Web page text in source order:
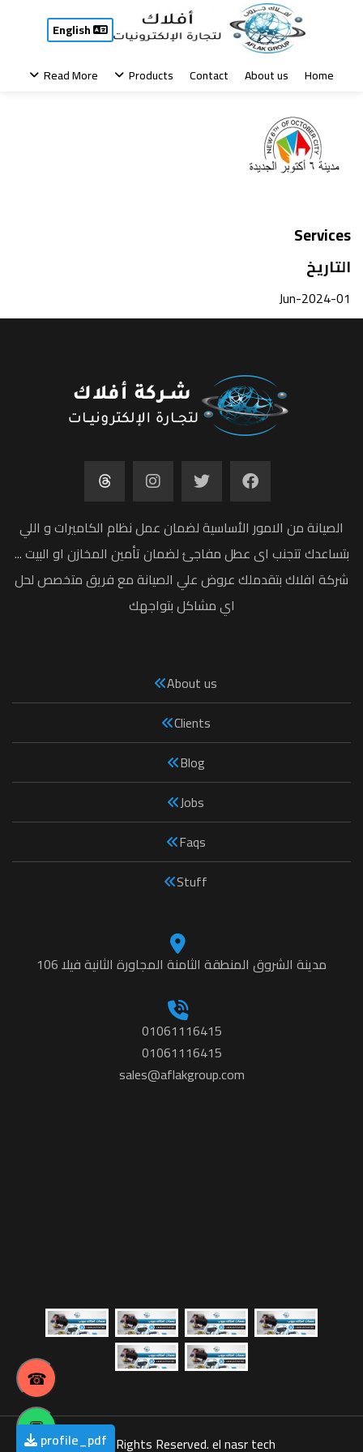
☎
💬profile_pdf
Home
About us
Contact
Products
Read More
جهاز اكتوبر الجديدة
Services
التاريخ
01-Jun-2024
الصيانة من الامور الأساسية لضمان عمل نظام الكاميرات و اللي
بتساعدك تتجنب اى عطل مفاجئ لضمان تأمين المخازن او البيت ...
شركة افلاك بتقدملك عروض علي الصيانة مع فريق متخصص لحل
اي مشاكل بتواجهك
About us
Clients
Blog
Jobs
Faqs
Stuff
مدينة الشروق المنطقة الثامنة المجاورة الثانية فيلا 106
01061116415
01061116415
sales@aflakgroup.com
All Rights Reserved. el nasr tech
©